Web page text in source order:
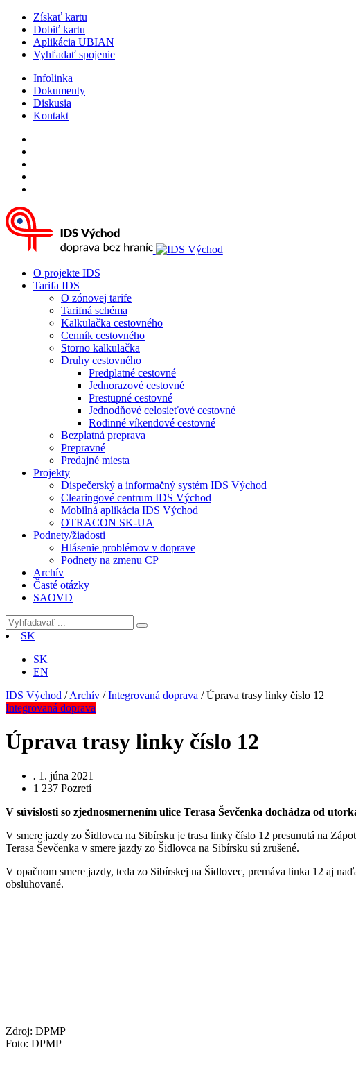
Získať kartu
Dobiť kartu
Aplikácia UBIAN
Vyhľadať spojenie
Infolinka
Dokumenty
Diskusia
Kontakt
O projekte IDS
Tarifa IDS
O zónovej tarife
Tarifná schéma
Kalkulačka cestovného
Cenník cestovného
Storno kalkulačka
Druhy cestovného
Predplatné cestovné
Jednorazové cestovné
Prestupné cestovné
Jednodňové celosieťové cestovné
Rodinné víkendové cestovné
Bezplatná preprava
Prepravné
Predajné miesta
Projekty
Dispečerský a informačný systém IDS Východ
Clearingové centrum IDS Východ
Mobilná aplikácia IDS Východ
OTRACON SK-UA
Podnety/žiadosti
Hlásenie problémov v doprave
Podnety na zmenu CP
Archív
Časté otázky
SAOVD
SK
SK
EN
IDS Východ /Archív /Integrovaná doprava /Úprava trasy linky číslo 12
Integrovaná doprava
Úprava trasy linky číslo 12
. 1. júna 2021
1 237 Pozretí
V súvislosti so zjednosmernením ulice Terasa Ševčenka dochádza od
V smere jazdy zo Šidlovca na Sibírsku je trasa linky číslo 12 presunutá na
Terasa Ševčenka v smere jazdy zo Šidlovca na Sibírsku sú zrušené.
V opačnom smere jazdy, teda zo Sibírskej na Šidlovec, premáva linka 12 aj
obsluhované.
Zdroj: DPMP
Foto: DPMP